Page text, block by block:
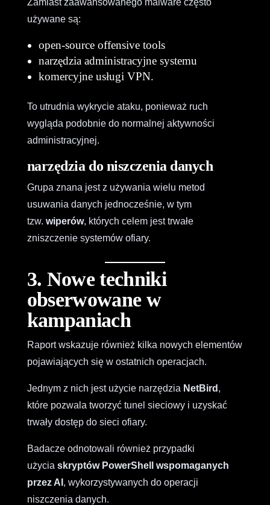
Zamiast zaawansowanego malware często
używane są:
open-source offensive tools
narzędzia administracyjne systemu
komercyjne usługi VPN.
To utrudnia wykrycie ataku, ponieważ ruch
wygląda podobnie do normalnej aktywności
administracyjnej.
narzędzia do niszczenia danych
Grupa znana jest z używania wielu metod
usuwania danych jednocześnie, w tym
tzw. wiperów, których celem jest trwałe
zniszczenie systemów ofiary.
3. Nowe techniki
obserwowane w
kampaniach
Raport wskazuje również kilka nowych elementów
pojawiających się w ostatnich operacjach.
Jednym z nich jest użycie narzędzia NetBird ,
które pozwala tworzyć tunel sieciowy i uzyskać
trwały dostęp do sieci ofiary.
Badacze odnotowali również przypadki
użycia skryptów PowerShell wspomaganych
przez AI , wykorzystywanych do operacji
niszczenia danych.